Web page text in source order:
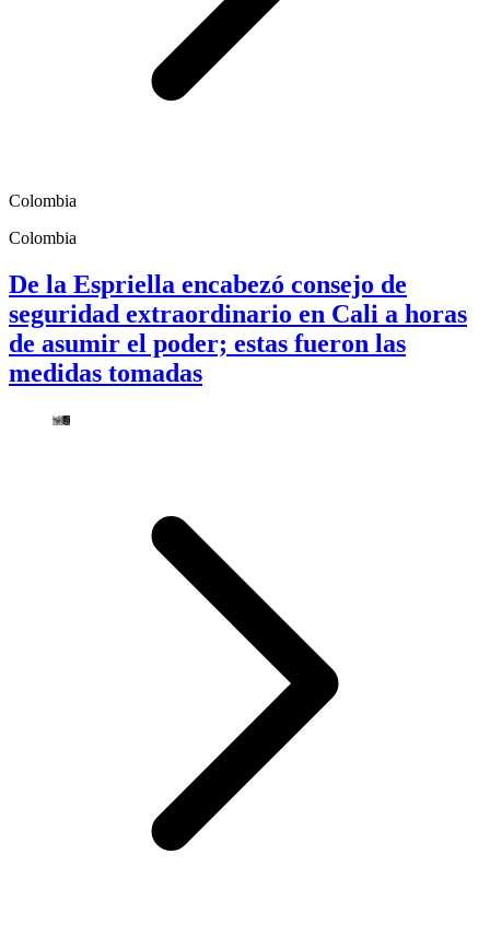
Colombia
Colombia
De la Espriella encabezó consejo de
seguridad extraordinario en Cali a horas
de asumir el poder; estas fueron las
medidas tomadas